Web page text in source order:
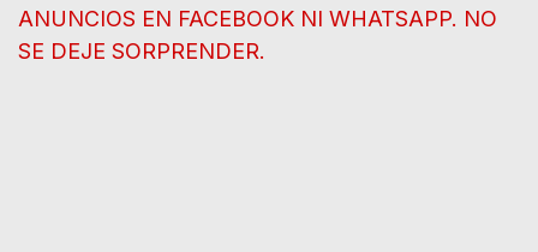
ANUNCIOS EN FACEBOOK NI WHATSAPP. NO
SE DEJE SORPRENDER.